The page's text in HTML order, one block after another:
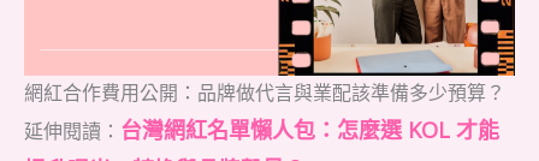
網紅合作費用公開：品牌做代言與業配該準備多少預算？
延伸閱讀： 台灣網紅名單懶人包：怎麼選 KOL 才能